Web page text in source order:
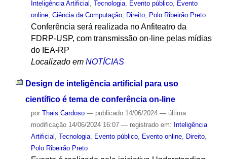
Inteligência Artificial
Tecnologia, Evento público,
Evento
online, Ciência da Computação, Direito, Polo Ribeirão Preto
Conferência será realizada no Anfiteatro da
FDRP-USP, com transmissão on-line pelas mídias
do IEA-RP
Localizado em NOTÍCIAS
Design de inteligência artificial para uso
científico é tema de conferência on-line
por Thais Cardoso — publicado14/06/2024 — última
modificação14/06/2024 16:07 — registrado em: Inteligência
Artificial Tecnologia, Evento público, Evento online, Direito,
Polo Ribeirão Preto